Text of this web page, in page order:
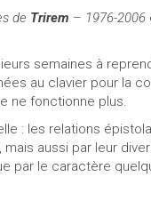
de Trirem – 1976-2006
semaines à
au clavier pour la
ne fonctionne plus.
: les relations
aussi par leur
par le caractère